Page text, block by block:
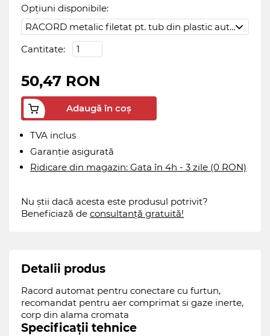
Opțiuni disponibile:
Cantitate:
50,47 RON
Adaugă în coș
TVA inclus
Garanție asigurată
Ridicare din magazin: Gata în 4h - 3 zile (0 RON)
Nu știi dacă acesta este produsul potrivit?
Beneficiază de consultanță gratuită!
Detalii produs
Racord automat pentru conectare cu furtun,
recomandat pentru aer comprimat si gaze inerte,
corp din alama cromata
Specificații tehnice